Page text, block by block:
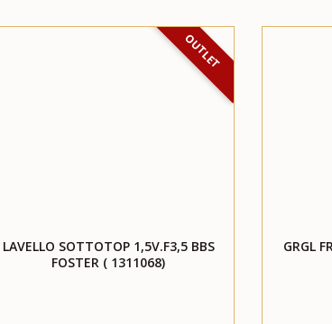
OUTLET
LAVELLO SOTTOTOP 1,5V.F3,5 BBS
FOSTER ( 1311068)
GRGL